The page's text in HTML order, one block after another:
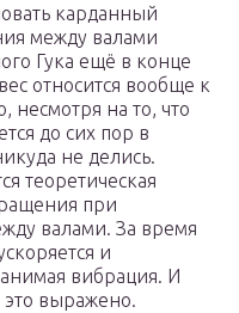
карданный
между валами
Гука ещё в конце
относится вообще к
на то, что
до сих пор в
не делись.
теоретическая
при
валами. За время
и
вибрация. И
это выражено.